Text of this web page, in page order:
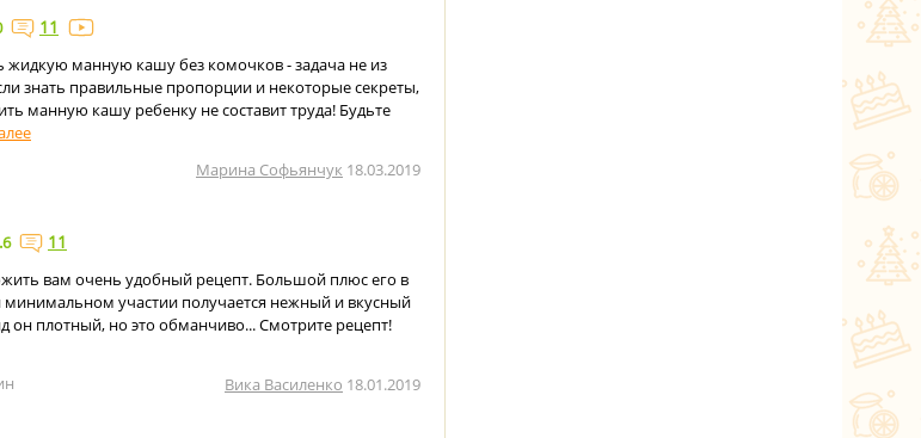
11
жидкую манную кашу без комочков - задача не из
знать правильные пропорции и некоторые секреты,
манную кашу ребенку не составит труда! Будьте
Марина Софьянчук 18.03.2019
11
вам очень удобный рецепт. Большой плюс его в
минимальном участии получается нежный и вкусный
он плотный, но это обманчиво... Смотрите рецепт!
Вика Василенко 18.01.2019